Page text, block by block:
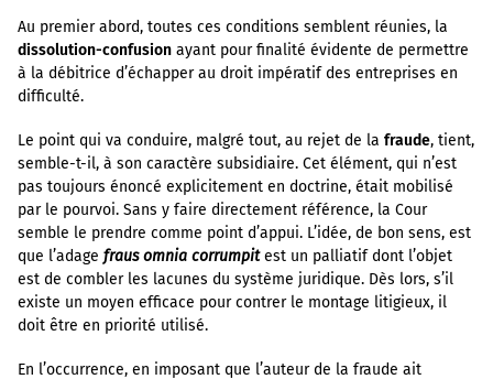
Au premier abord, toutes ces conditions semblent réunies, la
dissolution-confusion ayant pour finalité évidente de permettre
à la débitrice d’échapper au droit impératif des entreprises en
difficulté.
Le point qui va conduire, malgré tout, au rejet de la fraude, tient,
semble-t-il, à son caractère subsidiaire. Cet élément, qui n’est
pas toujours énoncé explicitement en doctrine, était mobilisé
par le pourvoi. Sans y faire directement référence, la Cour
semble le prendre comme point d’appui. L’idée, de bon sens, est
que l’adage fraus omnia corrumpitest un palliatif dont l’objet
est de combler les lacunes du système juridique. Dès lors, s’il
existe un moyen efficace pour contrer le montage litigieux, il
doit être en priorité utilisé.
En l’occurrence, en imposant que l’auteur de la fraude ait